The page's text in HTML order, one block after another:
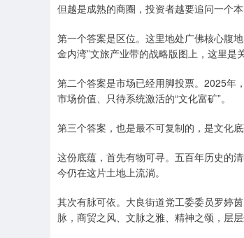
但越是成熟的商圈，投资者越要追问一个
第一个答案是区位。这里地处广佛核心腹
金内湾”文旅产业带的战略版图上，这里是
第二个答案是市场已经用脚投票。2025年
市场价值、只待系统激活的“文化富矿”。
第三个答案，也是最不可复制的，是文化底
这份底蕴，首先有物可寻。五百年历史的
今仍在这片土地上流淌。
其次有脉可依。大良街道党工委委员罗婷
脉，商贸之风、文脉之雅、精神之颂，层层